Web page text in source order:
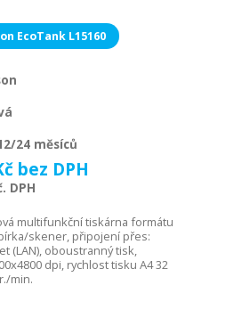
EcoTank L15160
24 měsíců
bez DPH
DPH
multifunkční tiskárna formátu
skener, připojení přes:
(LAN), oboustranný tisk,
dpi, rychlost tisku A4 32
min.